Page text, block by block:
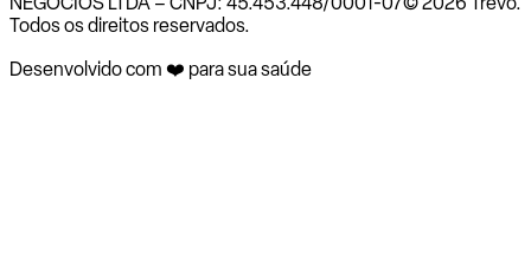
Todos os direitos reservados.
Desenvolvido com ❤️ para sua saúde